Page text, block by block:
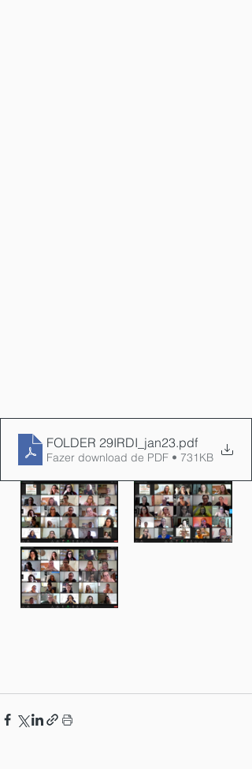
FOLDER 29IRDI_jan23.pdf
Fazer download de PDF • 731KB